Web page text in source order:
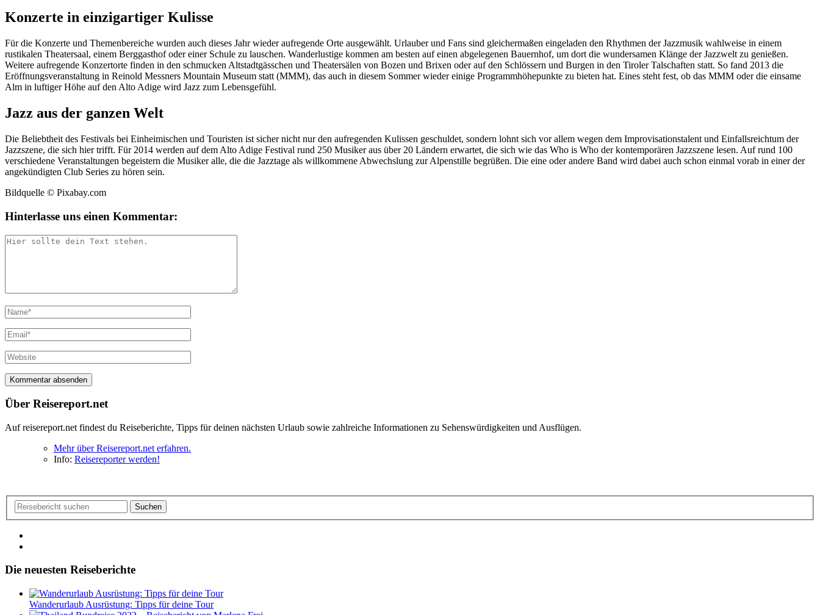
Konzerte in einzigartiger Kulisse
Für die Konzerte und Themenbereiche wurden auch dieses Jahr wieder aufregende Orte ausgewählt. Urlauber und Fans sind gleichermaßen eingeladen den Rhythmen der Jazzmusik wahlweise in einem
rustikalen Theatersaal, einem Berggasthof oder einer Schule zu lauschen. Wanderlustige kommen am besten auf einen abgelegenen Bauernhof, um dort die wundersamen Klänge der Jazzwelt zu genießen.
Weitere aufregende Konzertorte finden in den schmucken Altstadtgässchen und Theatersälen von Bozen und Brixen oder auf den Schlössern und Burgen in den Tiroler Talschaften statt. So fand 2013 die
Eröffnungsveranstaltung in Reinold Messners Mountain Museum statt (MMM), das auch in diesem Sommer wieder einige Programmhöhepunkte zu bieten hat. Eines steht fest, ob das MMM oder die einsame
Alm in luftiger Höhe auf den Alto Adige wird Jazz zum Lebensgefühl.
Jazz aus der ganzen Welt
Die Beliebtheit des Festivals bei Einheimischen und Touristen ist sicher nicht nur den aufregenden Kulissen geschuldet, sondern lohnt sich vor allem wegen dem Improvisationstalent und Einfallsreichtum der
Jazzszene, die sich hier trifft. Für 2014 werden auf dem Alto Adige Festival rund 250 Musiker aus über 20 Ländern erwartet, die sich wie das Who is Who der kontemporären Jazzszene lesen. Auf rund 100
verschiedene Veranstaltungen begeistern die Musiker alle, die die Jazztage als willkommene Abwechslung zur Alpenstille begrüßen. Die eine oder andere Band wird dabei auch schon einmal vorab in einer der
angekündigten Club Series zu hören sein.
Bildquelle © Pixabay.com
Hinterlasse uns einen Kommentar:
Über Reisereport.net
Auf reisereport.net findest du Reiseberichte, Tipps für deinen nächsten Urlaub sowie zahlreiche Informationen zu Sehenswürdigkeiten und Ausflügen.
Mehr über Reisereport.net erfahren.
Info: Reisereporter werden!
Suchen
Die neuesten Reiseberichte
Wanderurlaub Ausrüstung: Tipps für deine Tour